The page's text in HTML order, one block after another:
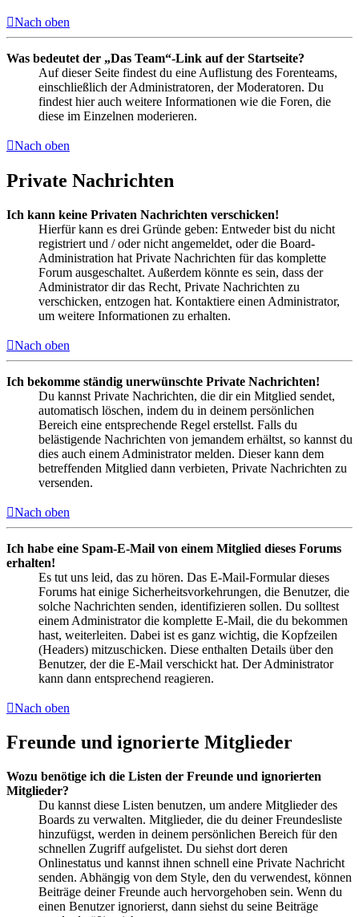
Nach oben
Was bedeutet der „Das Team“-Link auf der Startseite?
Auf dieser Seite findest du eine Auflistung des Forenteams,
einschließlich der Administratoren, der Moderatoren. Du
findest hier auch weitere Informationen wie die Foren, die
diese im Einzelnen moderieren.
Nach oben
Private Nachrichten
Ich kann keine Privaten Nachrichten verschicken!
Hierfür kann es drei Gründe geben: Entweder bist du nicht
registriert und / oder nicht angemeldet, oder die Board-
Administration hat Private Nachrichten für das komplette
Forum ausgeschaltet. Außerdem könnte es sein, dass der
Administrator dir das Recht, Private Nachrichten zu
verschicken, entzogen hat. Kontaktiere einen Administrator,
um weitere Informationen zu erhalten.
Nach oben
Ich bekomme ständig unerwünschte Private Nachrichten!
Du kannst Private Nachrichten, die dir ein Mitglied sendet,
automatisch löschen, indem du in deinem persönlichen
Bereich eine entsprechende Regel erstellst. Falls du
belästigende Nachrichten von jemandem erhältst, so kannst du
dies auch einem Administrator melden. Dieser kann dem
betreffenden Mitglied dann verbieten, Private Nachrichten zu
versenden.
Nach oben
Ich habe eine Spam-E-Mail von einem Mitglied dieses Forums
erhalten!
Es tut uns leid, das zu hören. Das E-Mail-Formular dieses
Forums hat einige Sicherheitsvorkehrungen, die Benutzer, die
solche Nachrichten senden, identifizieren sollen. Du solltest
einem Administrator die komplette E-Mail, die du bekommen
hast, weiterleiten. Dabei ist es ganz wichtig, die Kopfzeilen
(Headers) mitzuschicken. Diese enthalten Details über den
Benutzer, der die E-Mail verschickt hat. Der Administrator
kann dann entsprechend reagieren.
Nach oben
Freunde und ignorierte Mitglieder
Wozu benötige ich die Listen der Freunde und ignorierten
Mitglieder?
Du kannst diese Listen benutzen, um andere Mitglieder des
Boards zu verwalten. Mitglieder, die du deiner Freundesliste
hinzufügst, werden in deinem persönlichen Bereich für den
schnellen Zugriff aufgelistet. Du siehst dort deren
Onlinestatus und kannst ihnen schnell eine Private Nachricht
senden. Abhängig von dem Style, den du verwendest, können
Beiträge deiner Freunde auch hervorgehoben sein. Wenn du
einen Benutzer ignorierst, dann siehst du seine Beiträge